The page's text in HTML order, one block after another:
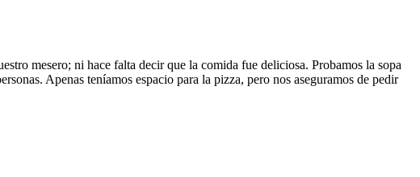
mesero; ni hace falta decir que la comida fue deliciosa. Probamos la sopa
Apenas teníamos espacio para la pizza, pero nos aseguramos de pedir